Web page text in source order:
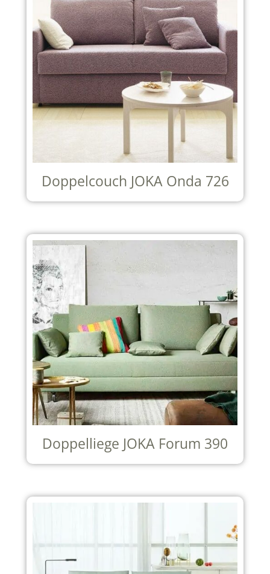
Doppelcouch JOKA Onda 726
Doppelliege JOKA Forum 390